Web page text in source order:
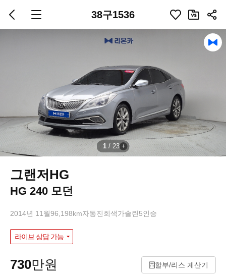
38구1536
1/ 23
그랜저HG
HG 240 모던
2014년 11월96,198km자동진회색가솔린5인승
라이브 상담 가능
730만원 할부/리스 계산기